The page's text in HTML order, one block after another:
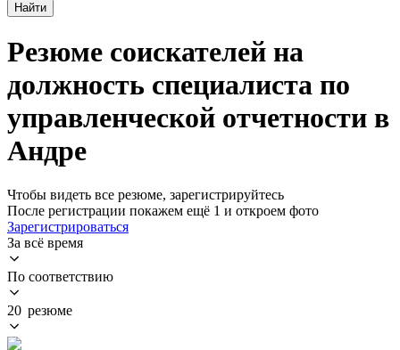
Найти
Резюме соискателей на
должность специалиста по
управленческой отчетности в
Андре
Чтобы видеть все резюме, зарегистрируйтесь
После регистрации покажем ещё 1 и откроем фото
Зарегистрироваться
За всё время
По соответствию
20 резюме